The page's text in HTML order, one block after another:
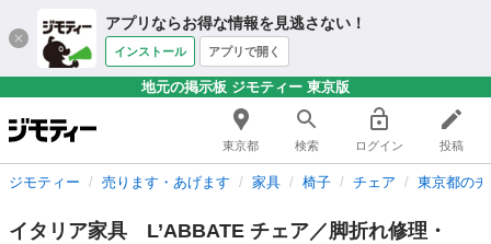
アプリならお得な情報を見逃さない！
インストール アプリで開く
地元の掲示板 ジモティー 東京版
東京都 検索 ログイン 投稿
ジモティー 売ります・あげます 家具 椅子 チェア 東京都の
イタリア家具 L’ABBATE チェア／脚折れ修理・